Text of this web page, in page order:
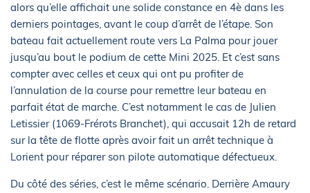
alors qu’elle affichait une solide constance en 4è dans les
derniers pointages, avant le coup d’arrêt de l’étape. Son
bateau fait actuellement route vers La Palma pour jouer
jusqu’au bout le podium de cette Mini 2025. Et c’est sans
compter avec celles et ceux qui ont pu profiter de
l’annulation de la course pour remettre leur bateau en
parfait état de marche. C’est notamment le cas de Julien
Letissier (1069-Frérots Branchet), qui accusait 12h de retard
sur la tête de flotte après avoir fait un arrêt technique à
Lorient pour réparer son pilote automatique défectueux.
Du côté des séries, c’est le même scénario. Derrière Amaury